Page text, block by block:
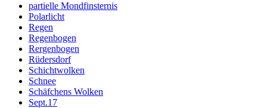
partielle Mondfinsternis
Polarlicht
Regen
Regenbogen
Rergenbogen
Rüdersdorf
Schichtwolken
Schnee
Schäfchens Wolken
Sept.17